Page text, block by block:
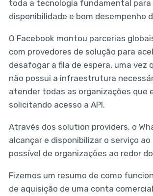
toda a tecnologia fundamental para
disponibilidade e bom desempenho
O Facebook montou parcerias
com provedores de solução para
desafogar a fila de espera, uma vez
não possui a infraestrutura
atender todas as organizações que
solicitando acesso a API.
Através dos solution providers, o
alcançar e disponibilizar o serviço
possível de organizações ao redor
Fizemos um resumo de como
de aquisição de uma conta